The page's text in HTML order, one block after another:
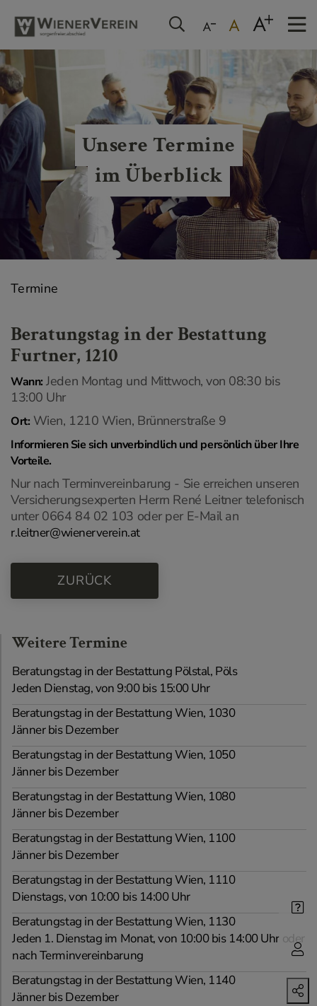
Unsere Termine
im Überblick
Termine
Beratungstag in der Bestattung
Furtner, 1210
Wann: Jeden Montag und Mittwoch, von 08:30 bis
13:00 Uhr
Ort: Wien, 1210 Wien, Brünnerstraße 9
Informieren Sie sich unverbindlich und persönlich über Ihre
Vorteile.
Nur nach Terminvereinbarung - Sie erreichen unseren
Versicherungsexperten Herrn René Leitner telefonisch
unter 0664 84 02 103 oder per E-Mail an
r.leitner@wienerverein.at
ZURÜCK
Weitere Termine
Beratungstag in der Bestattung Pölstal, Pöls
Jeden Dienstag, von 9:00 bis 15:00 Uhr
Beratungstag in der Bestattung Wien, 1030
Jänner bis Dezember
Beratungstag in der Bestattung Wien, 1050
Jänner bis Dezember
Beratungstag in der Bestattung Wien, 1080
Jänner bis Dezember
Beratungstag in der Bestattung Wien, 1100
Jänner bis Dezember
Beratungstag in der Bestattung Wien, 1110
Dienstags, von 10:00 bis 14:00 Uhr
Beratungstag in der Bestattung Wien, 1130
Jeden 1. Dienstag im Monat, von 10:00 bis 14:00 Uhr oder
nach Terminvereinbarung
Beratungstag in der Bestattung Wien, 1140
Jänner bis Dezember